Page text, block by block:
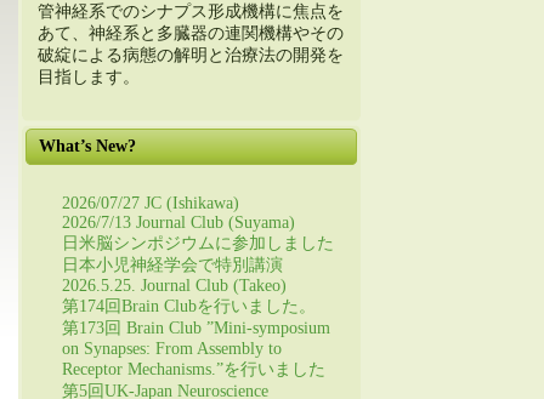
管神経系でのシナプス形成機構に焦点を
あて、神経系と多臓器の連関機構やその
破綻による病態の解明と治療法の開発を
目指します。
What’s New?
2026/07/27 JC (Ishikawa)
2026/7/13 Journal Club (Suyama)
日米脳シンポジウムに参加しました
日本小児神経学会で特別講演
2026.5.25. Journal Club (Takeo)
第174回Brain Clubを行いました。
第173回 Brain Club ”Mini-symposium
on Synapses: From Assembly to
Receptor Mechanisms.”を行いました
第5回UK-Japan Neuroscience